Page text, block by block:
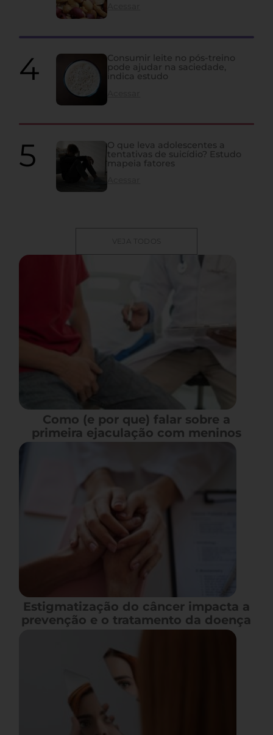
Consumir leite no pós-treino
pode ajudar na saciedade,
indica estudo
O que leva adolescentes a
tentativas de suicídio? Estudo
mapeia fatores
VEJA TODOS
Como (e por que) falar sobre a
primeira ejaculação com meninos
Estigmatização do câncer impacta a
prevenção e o tratamento da doença